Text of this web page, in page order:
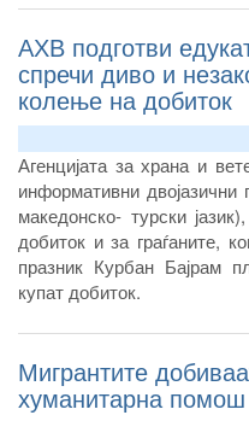
АХВ подготви
спречи диво и
колење на добиток
Агенцијата за храна и
информативни
македонско- турски
добиток и за граѓаните,
празник Курбан Бајрам
купат добиток.
Мигрантите
хуманитарна